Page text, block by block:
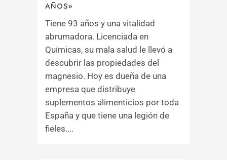
AÑOS»
Tiene 93 años y una vitalidad
abrumadora. Licenciada en
Químicas, su mala salud le llevó a
descubrir las propiedades del
magnesio. Hoy es dueña de una
empresa que distribuye
suplementos alimenticios por toda
España y que tiene una legión de
fieles....